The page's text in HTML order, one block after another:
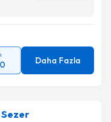
Daha Fazla
Sezer